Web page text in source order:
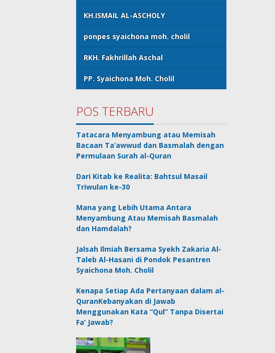
KH.ISMAIL AL-ASCHOLY
ponpes syaichona moh. cholil
RKH. Fakhrillah Aschal
PP. Syaichona Moh. Cholil
POS TERBARU
Tatacara Menyambung atau Memisah
Bacaan Ta’awwud dan Basmalah dengan
Permulaan Surah al-Quran
Dari Kitab ke Realita: Bahtsul Masail
Triwulan ke-30
Mana yang Lebih Utama Antara
Menyambung Atau Memisah Basmalah
dan Hamdalah?
Jalsah Ilmiah Bersama Syekh Zakaria Al-
Taleb Al-Hasani di Pondok Pesantren
Syaichona Moh. Cholil
Kenapa Setiap Ada Pertanyaan dalam al-
QuranKebanyakan di Jawab
Menggunakan Kata “Qul” Tanpa Disertai
Fa’ Jawab?